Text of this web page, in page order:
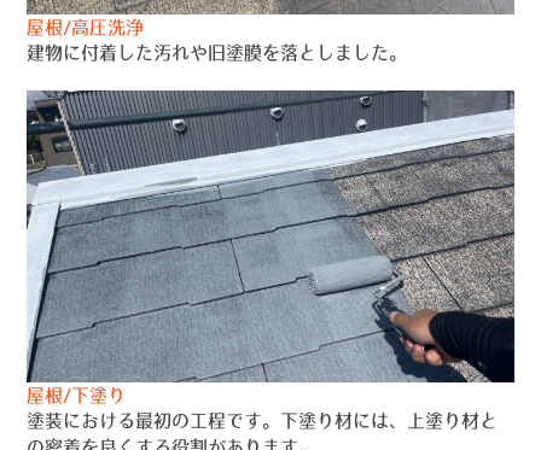
屋根/高圧洗浄
建物に付着した汚れや旧塗膜を落としました。
屋根/下塗り
塗装における最初の工程です。下塗り材には、上塗り材と